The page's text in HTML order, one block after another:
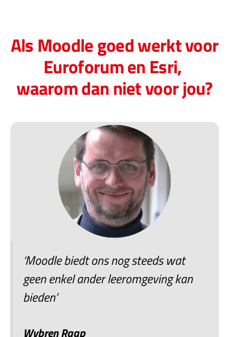
Als Moodle goed werkt voor
Euroforum en Esri,
waarom dan niet voor jou?
‘Moodle biedt ons nog steeds wat
geen enkel ander leeromgeving kan
bieden’
Wybren Raap